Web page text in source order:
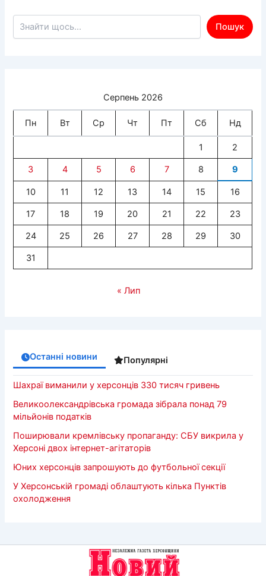
Пошук по сайту
Пошук
Серпень 2026
Пн Вт Ср Чт Пт Сб Нд
1 2
3 4 5 6 7 8 9
10 11 12 13 14 15 16
17 18 19 20 21 22 23
24 25 26 27 28 29 30
31
« Лип
Останні новини Популярні
Шахраї виманили у херсонців 330 тисяч гривень
Великоолександрівська громада зібрала понад 79
мільйонів податків
Поширювали кремлівську пропаганду: СБУ викрила у
Херсоні двох інтернет-агітаторів
Юних херсонців запрошують до футбольної секції
У Херсонській громаді облаштують кілька Пунктів
охолодження